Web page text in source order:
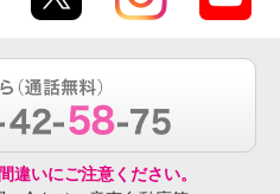
違いにご注意ください。